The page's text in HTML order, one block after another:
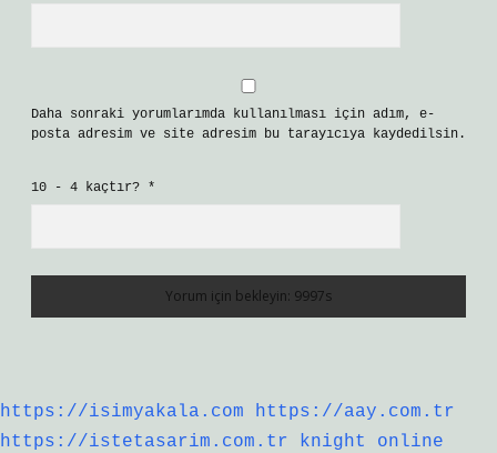
Daha sonraki yorumlarımda kullanılması için adım, e-
posta adresim ve site adresim bu tarayıcıya kaydedilsin.
10 - 4 kaçtır? *
https://isimyakala.com
https://aay.com.tr
https://istetasarim.com.tr
knight online